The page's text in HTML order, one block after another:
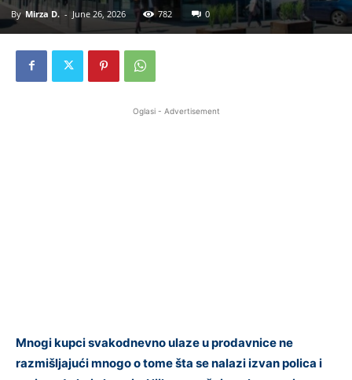
By Mirza D. - June 26, 2026 782 0
Oglasi - Advertisement
Mnogi kupci svakodnevno ulaze u prodavnice ne
razmišljajući mnogo o tome šta se nalazi izvan polica i